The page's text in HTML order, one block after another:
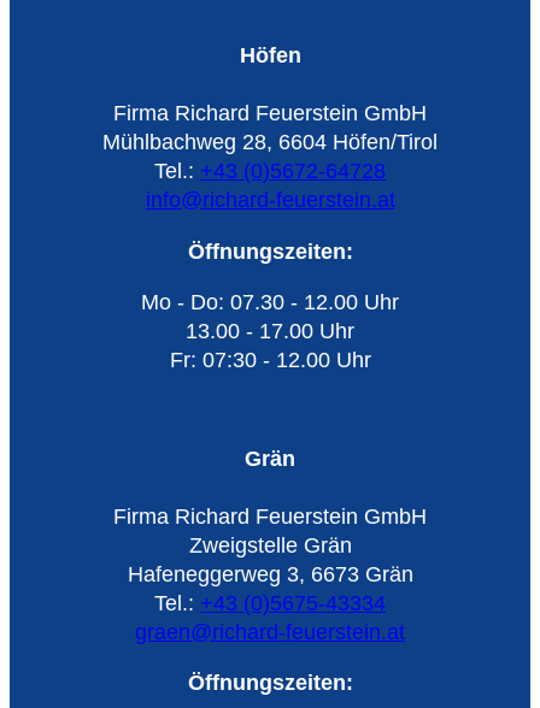
Höfen
Firma Richard Feuerstein GmbH
Mühlbachweg 28, 6604 Höfen/Tirol
Tel.: +43 (0)5672-64728
info@richard-feuerstein.at
Öffnungszeiten:
Mo - Do: 07.30 - 12.00 Uhr
13.00 - 17.00 Uhr
Fr: 07:30 - 12.00 Uhr
Grän
Firma Richard Feuerstein GmbH
Zweigstelle Grän
Hafeneggerweg 3, 6673 Grän
Tel.: +43 (0)5675-43334
graen@richard-feuerstein.at
Öffnungszeiten: